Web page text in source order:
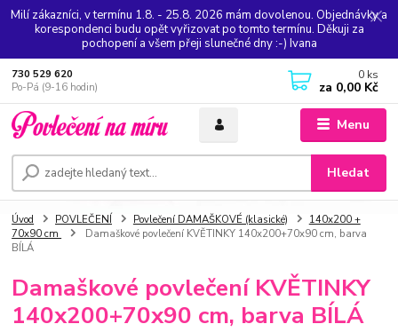
Milí zákazníci, v termínu 1.8. - 25.8. 2026 mám dovolenou. Objednávky a
korespondenci budu opět vyřizovat po tomto termínu. Děkuji za
pochopení a všem přeji slunečné dny :-) Ivana
Menu
Hledat
730 529 620
Po-Pá (9-16 hodin)
0 ks
za 0,00 Kč
Úvod POVLEČENÍ Povlečení DAMAŠKOVÉ (klasické)
140x200 +
70x90 cm
Damaškové povlečení KVĚTINKY 140x200+70x90 cm, barva
BÍLÁ
Damaškové povlečení KVĚTINKY
140x200+70x90 cm, barva BÍLÁ